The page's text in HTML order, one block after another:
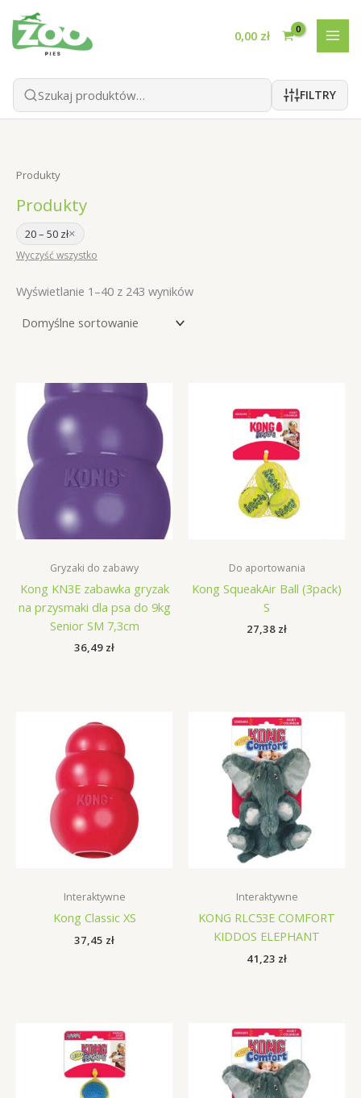
Przejdź
do
treści
0,00 zł
FILTRY
Produkty
Produkty
20 – 50 zł×
Wyczyść wszystko
Wyświetlanie 1–40 z 243 wyników
Gryzaki do zabawy
Kong KN3E zabawka gryzak
na przysmaki dla psa do 9kg
Senior SM 7,3cm
36,49 zł
Do aportowania
Kong SqueakAir Ball (3pack)
S
27,38 zł
Interaktywne
Kong Classic XS
37,45 zł
Interaktywne
KONG RLC53E COMFORT
KIDDOS ELEPHANT
41,23 zł